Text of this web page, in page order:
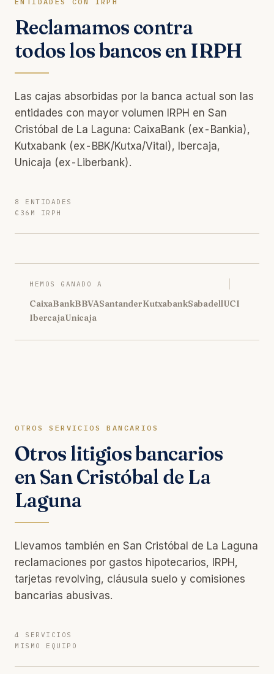
Reclamamos contra
todos los bancos en IRPH
Las cajas absorbidas por la banca actual son las
entidades con mayor volumen IRPH en San
Cristóbal de La Laguna: CaixaBank (ex-Bankia),
Kutxabank (ex-BBK/Kutxa/Vital), Ibercaja,
Unicaja (ex-Liberbank).
8 ENTIDADES
€36M IRPH
HEMOS GANADO A
CaixaBankBBVASantanderKutxabankSabadellUCI
IbercajaUnicaja
OTROS SERVICIOS BANCARIOS
Otros litigios bancarios
en San Cristóbal de La
Laguna
Llevamos también en San Cristóbal de La Laguna
reclamaciones por gastos hipotecarios, IRPH,
tarjetas revolving, cláusula suelo y comisiones
bancarias abusivas.
4 SERVICIOS
MISMO EQUIPO